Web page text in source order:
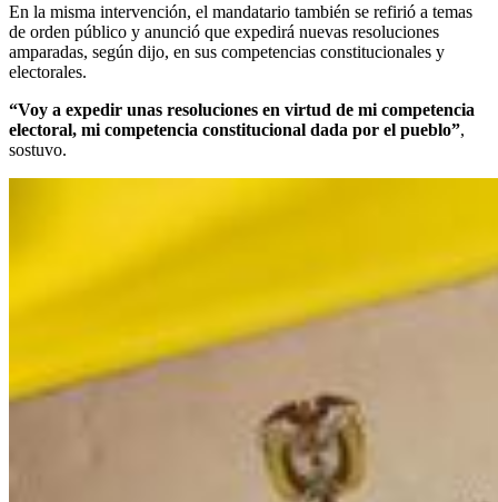
En la misma intervención, el mandatario también se refirió a temas
de orden público y anunció que expedirá nuevas resoluciones
amparadas, según dijo, en sus competencias constitucionales y
electorales.
“Voy a expedir unas resoluciones en virtud de mi competencia
electoral, mi competencia constitucional dada por el pueblo”,
sostuvo.